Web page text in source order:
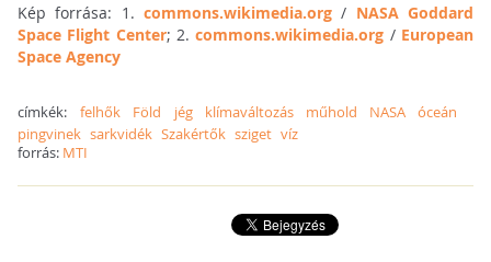
Kép forrása: 1. commons.wikimedia.org / NASA Goddard
Space Flight Center; 2.commons.wikimedia.org / European
Space Agency
címkék:felhők Föld jég klímaváltozás műhold NASA
óceán
pingvinek sarkvidék Szakértők sziget víz
forrás: MTI